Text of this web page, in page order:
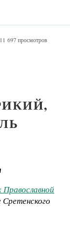
11 697 просмотров